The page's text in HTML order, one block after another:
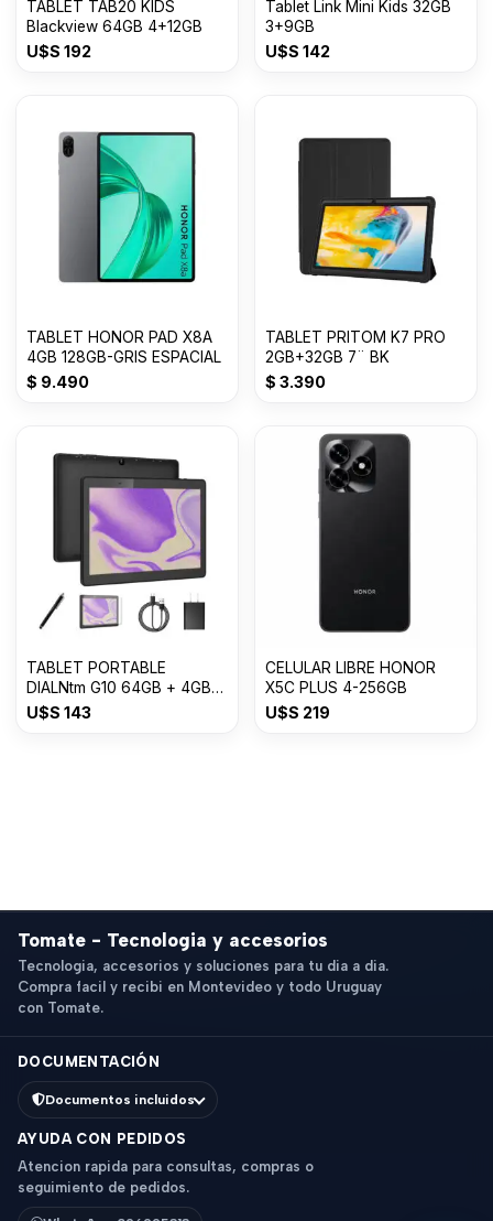
TABLET TAB20 KIDS
Blackview 64GB 4+12GB
U$S 192
Tablet Link Mini Kids 32GB
3+9GB
U$S 142
TABLET HONOR PAD X8A
4GB 128GB-GRIS ESPACIAL
$ 9.490
TABLET PRITOM K7 PRO
2GB+32GB 7¨ BK
$ 3.390
TABLET PORTABLE
DIALNtm G10 64GB + 4GB
10¨
U$S 143
CELULAR LIBRE HONOR
X5C PLUS 4-256GB
U$S 219
Tomate - Tecnologia y accesorios
Tecnologia, accesorios y soluciones para tu dia a dia.
Compra facil y recibi en Montevideo y todo Uruguay
con Tomate.
DOCUMENTACIÓN
Documentos incluidos
AYUDA CON PEDIDOS
Atencion rapida para consultas, compras o
seguimiento de pedidos.